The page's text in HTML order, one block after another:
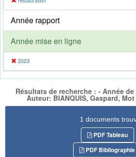
Année rapport
Année mise en ligne
2023
Résultats de recherche : - Année
Auteur: BIANQUIS, Gaspard,
1 documents
PDF Tableau
PDF Bibliographie